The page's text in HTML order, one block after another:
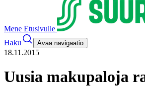
Mene Etusivulle
Haku
Avaa navigaatio
18.11.2015
Uusia makupaloja